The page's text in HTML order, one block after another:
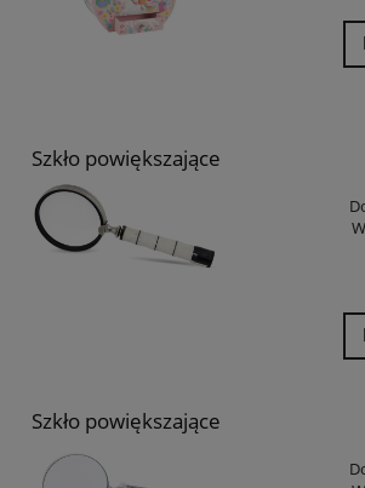
Szkło powiększające
Szkło powiększające